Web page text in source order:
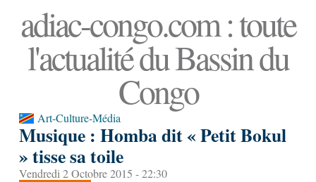
adiac-congo.com : toute
l'actualité du Bassin du
Congo
Art-Culture-Média
Musique : Homba dit « Petit Bokul
» tisse sa toile
Vendredi 2 Octobre 2015 - 22:30